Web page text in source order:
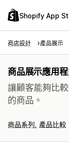
Shopify App
商店設計 產品展示
商品展示應用
讓顧客能夠比
的商品。
商品系列 產品比較